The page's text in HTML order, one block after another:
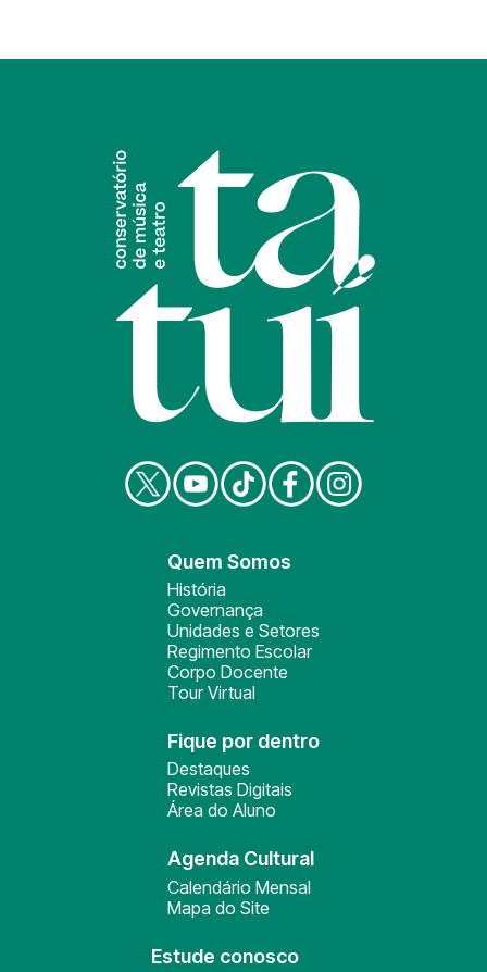
Quem Somos
História
Governança
Unidades e Setores
Regimento Escolar
Corpo Docente
Tour Virtual
Fique por dentro
Destaques
Revistas Digitais
Área do Aluno
Agenda Cultural
Calendário Mensal
Mapa do Site
Estude conosco